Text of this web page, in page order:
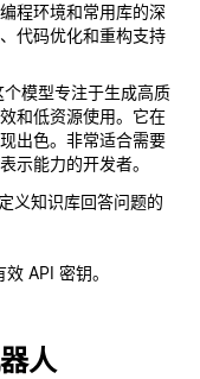
程环境和常用库的深
代码优化和重构支持
个模型专注于生成高质
和低资源使用。它在
出色。非常适合需要
示能力的开发者。
义知识库回答问题的
API 密钥。
人